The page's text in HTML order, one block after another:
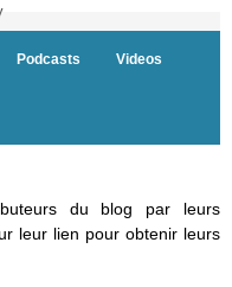
Podcasts Videos
du blog par leurs
leur lien pour obtenir leurs